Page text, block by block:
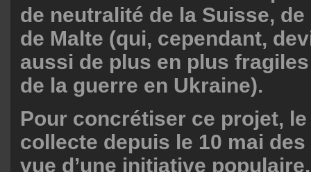
de neutralité de la Suisse, de
de Malte (qui, cependant,
aussi de plus en plus
de la guerre en Ukraine).
Pour concrétiser ce projet,
collecte depuis le 10 mai
vue d’une initiative